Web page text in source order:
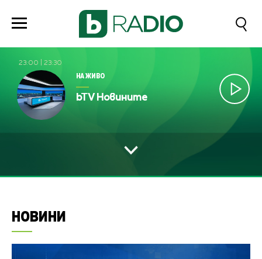
23:00 23:30
НА ЖИВО
bTV Новините
НОВИНИ